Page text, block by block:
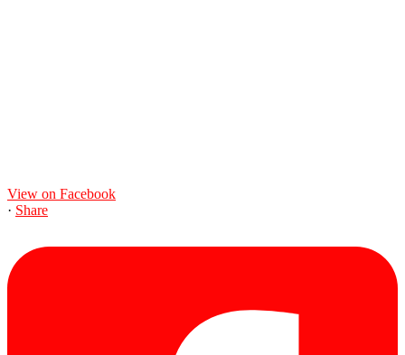
View on Facebook
· Share